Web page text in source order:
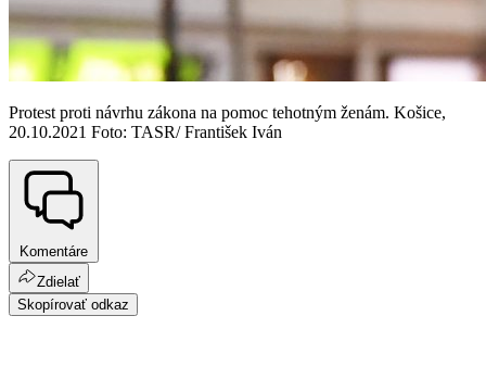
Protest proti návrhu zákona na pomoc tehotným ženám. Košice,
20.10.2021 Foto: TASR/ František Iván
Komentáre
Zdielať
Skopírovať odkaz